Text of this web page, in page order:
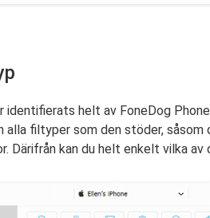
identifierats helt av FoneDog
alla filtyper som den stöder,
Därifrån kan du helt enkelt vilka